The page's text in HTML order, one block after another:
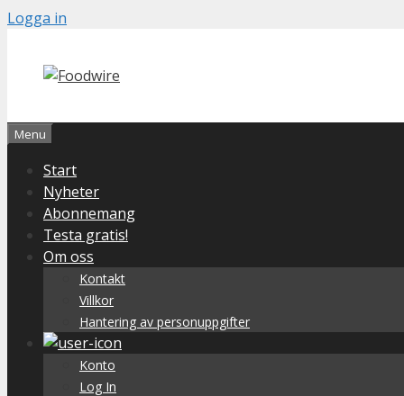
Skip
content
Logga in
Menu
Start
Nyheter
Abonnemang
Testa gratis!
Om oss
Kontakt
Villkor
Hantering av personuppgifter
Konto
Log In